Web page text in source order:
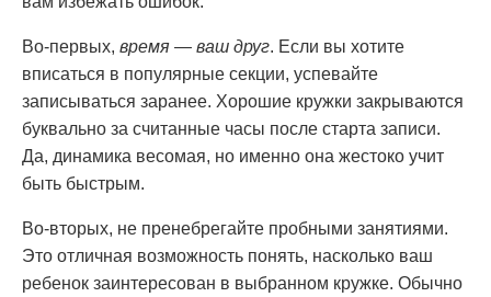
Во-первых, время — ваш друг. Если вы хотите
вписаться в популярные секции, успевайте
записываться заранее. Хорошие кружки закрываются
буквально за считанные часы после старта записи.
Да, динамика весомая, но именно она жестоко учит
быть быстрым.
Во-вторых, не пренебрегайте пробными занятиями.
Это отличная возможность понять, насколько ваш
ребенок заинтересован в выбранном кружке. Обычно